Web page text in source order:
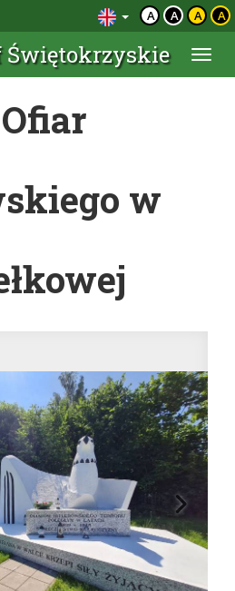
A A A A
Świętokrzyskie
w